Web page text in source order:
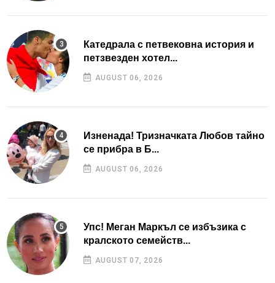
Катедрала с петвековна история и
петзвезден хотел...
AUGUST 06, 2026
Изненада! Тризначката Любов тайно
се прибра в Б...
AUGUST 06, 2026
Упс! Меган Маркъл се избъзика с
кралското семейств...
AUGUST 07, 2026